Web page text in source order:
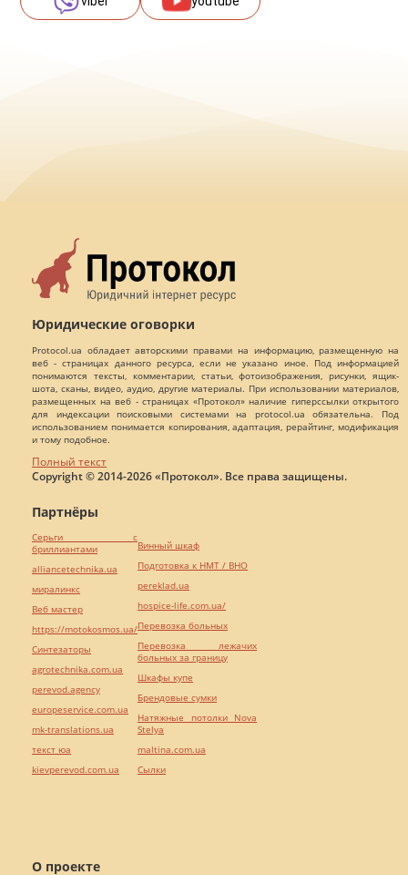
Юридические оговорки
Protocol.ua обладает авторскими правами на информацию, размещенную на
веб - страницах данного ресурса, если не указано иное. Под информацией
понимаются тексты, комментарии, статьи, фотоизображения, рисунки, ящик-
шота, сканы, видео, аудио, другие материалы. При использовании материалов,
размещенных на веб - страницах «Протокол» наличие гиперссылки открытого
для индексации поисковыми системами на protocol.ua обязательна. Под
использованием понимается копирования, адаптация, рерайтинг, модификация
и тому подобное.
Полный текст
Copyright © 2014-2026 «Протокол». Все права защищены.
О проекте
Партнёры
Серьги с
бриллиантами
alliancetechnika.ua
миралинкс
Веб мастер
https://motokosmos.ua/
Синтезаторы
agrotechnika.com.ua
perevod.agency
europeservice.com.ua
mk-translations.ua
текст юа
kievperevod.com.ua
Винный шкаф
Подготовка к НМТ / ВНО
pereklad.ua
hospice-life.com.ua/
Перевозка больных
Перевозка лежачих
больных за границу
Шкафы купе
Брендовые сумки
Натяжные потолки Nova
Stelya
maltina.com.ua
Cылки